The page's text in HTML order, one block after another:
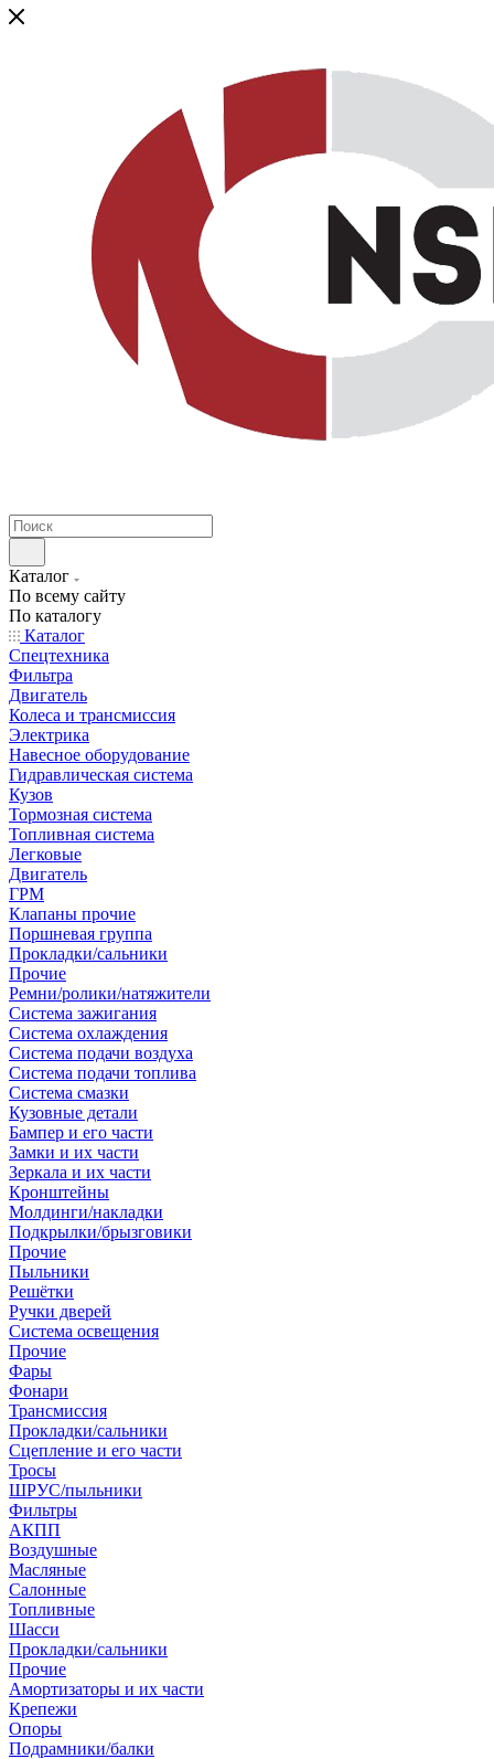
Каталог
По всему сайту
По каталогу
Каталог
Спецтехника
Фильтра
Двигатель
Колеса и трансмиссия
Электрика
Навесное оборудование
Гидравлическая система
Кузов
Тормозная система
Топливная система
Легковые
Двигатель
ГРМ
Клапаны прочие
Поршневая группа
Прокладки/сальники
Прочие
Ремни/ролики/натяжители
Система зажигания
Система охлаждения
Система подачи воздуха
Система подачи топлива
Система смазки
Кузовные детали
Бампер и его части
Замки и их части
Зеркала и их части
Кронштейны
Молдинги/накладки
Подкрылки/брызговики
Прочие
Пыльники
Решётки
Ручки дверей
Система освещения
Прочие
Фары
Фонари
Трансмиссия
Прокладки/сальники
Сцепление и его части
Тросы
ШРУС/пыльники
Фильтры
АКПП
Воздушные
Масляные
Салонные
Топливные
Шасси
Прокладки/сальники
Прочие
Амортизаторы и их части
Крепежи
Опоры
Подрамники/балки